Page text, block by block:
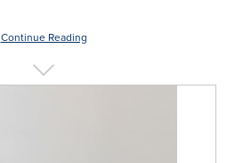
Continue Reading